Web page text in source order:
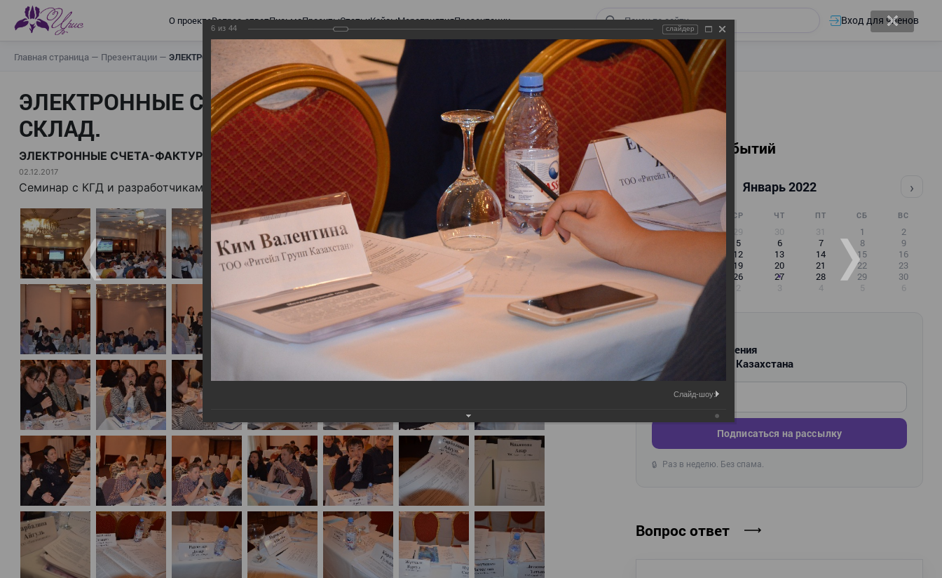
О проектеВопрос-ответПисьмаПроектыСтатьиКейсыМероприятияПрезентации Вход для членов
Главная страница — Презентации — ЭЛЕКТРОННЫЕ СЧЕТА-ФАКТУРЫ. ВИРТУАЛЬНЫЙ СКЛАД.
ЭЛЕКТРОННЫЕ СЧЕТА-ФАКТУРЫ. ВИРТУАЛЬНЫЙ
СКЛАД.
ЭЛЕКТРОННЫЕ СЧЕТА-ФАКТУРЫ. ВИРТУАЛЬНЫЙ СКЛАД.
02.12.2017
Семинар с КГД и разработчиками
Календарь событий
‹ Январь 2022 ›
ПН СР ЧТ ПТ СБ ВС
27 28 29 30 31 1
2
5 6 7 8
9
12 13 14 15
16
19 20 21 22
23
24
26 27 28 29
30
1 2 3 4 5 6
РАССЫЛКА
Новости и изменения
для бухгалтеров Казахстана
Введите ваш e-mail
Подписаться на рассылку
🔒 Раз в неделю. Без спама.
Вопрос ответ
6 из 44 слайдер
Слайд-шоу: